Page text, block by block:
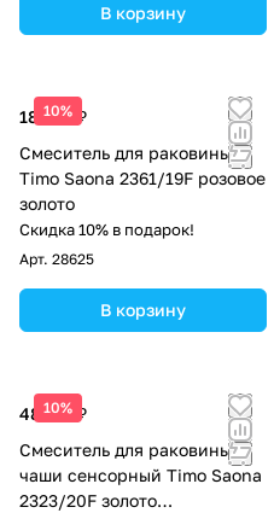
В корзину
10%
18 525 ₽
Смеситель для раковины
Timo Saona 2361/19F розовое
золото
Скидка 10% в подарок!
Арт. 28625
В корзину
10%
48 277 ₽
Смеситель для раковины-
чаши сенсорный Timo Saona
2323/20F золото